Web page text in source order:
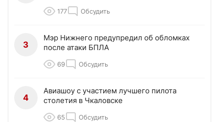
177 Обсудить
3
Мэр Нижнего предупредил об обломках
после атаки БПЛА
69 Обсудить
4
Авиашоу с участием лучшего пилота
столетия в Чкаловске
65 Обсудить